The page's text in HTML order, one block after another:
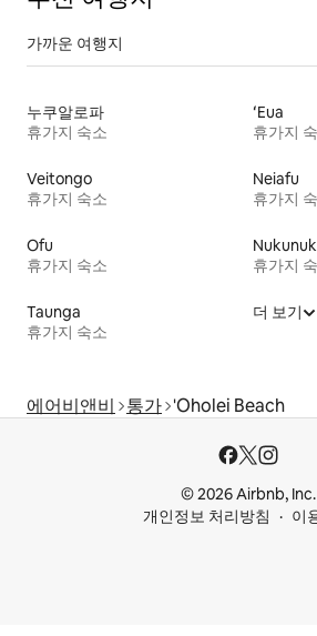
가까운 여행지
누쿠알로파
휴가지 숙소
ʻEua
휴가지
Veitongo
휴가지 숙소
Neiafu
휴가지
Ofu
휴가지 숙소
휴가지
Taunga
휴가지 숙소
더 보기
에어비앤비 통가 'Oholei Beach
© 2026 Airbnb, Inc.
개인정보 처리방침
이